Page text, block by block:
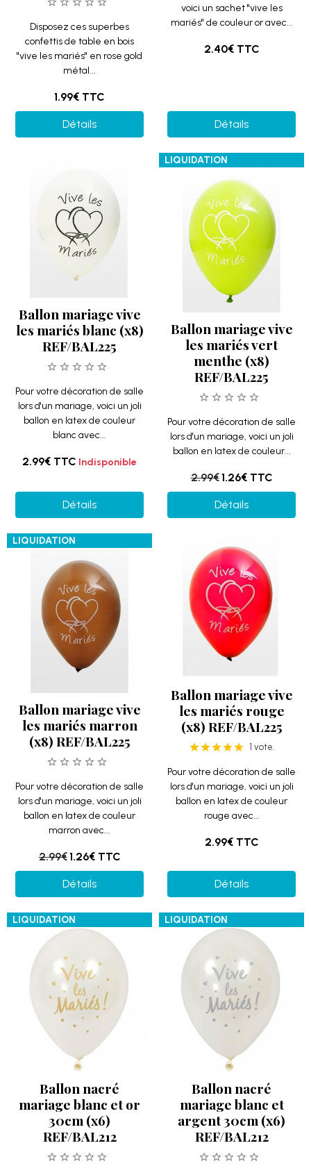
Disposez ces superbes
confettis de table en bois
"vive les mariés" en rose gold
métal...
1.99€ TTC
Détails
voici un sachet "vive les
mariés" de couleur or avec...
2.40€ TTC
Détails
Ballon mariage vive
les mariés blanc (x8)
REF/BAL225
Pour votre décoration de salle
lors d'un mariage, voici un joli
ballon en latex de couleur
blanc avec...
2.99€ TTC Indisponible
Détails
LIQUIDATION
Ballon mariage vive
les mariés vert
menthe (x8)
REF/BAL225
Pour votre décoration de salle
lors d'un mariage, voici un joli
ballon en latex de couleur...
2.99€1.26€ TTC
Détails
LIQUIDATION
Ballon mariage vive
les mariés marron
(x8) REF/BAL225
Pour votre décoration de salle
lors d'un mariage, voici un joli
ballon en latex de couleur
marron avec...
2.99€1.26€ TTC
Détails
Ballon mariage vive
les mariés rouge
(x8) REF/BAL225
1 vote.
Pour votre décoration de salle
lors d'un mariage, voici un joli
ballon en latex de couleur
rouge avec...
2.99€ TTC
Détails
LIQUIDATION
Ballon nacré
mariage blanc et or
30cm (x6)
REF/BAL212
LIQUIDATION
Ballon nacré
mariage blanc et
argent 30cm (x6)
REF/BAL212